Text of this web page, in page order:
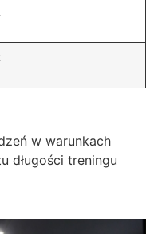
w warunkach
długości treningu